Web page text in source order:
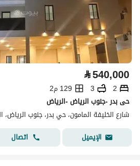
⃁540,000
2
3
129 م2
حى بدر -جنوب الرياض -الرياض
شارع الخليفة المامون، حي بدر، جنوب الرياض،
الإيميل
اتصال